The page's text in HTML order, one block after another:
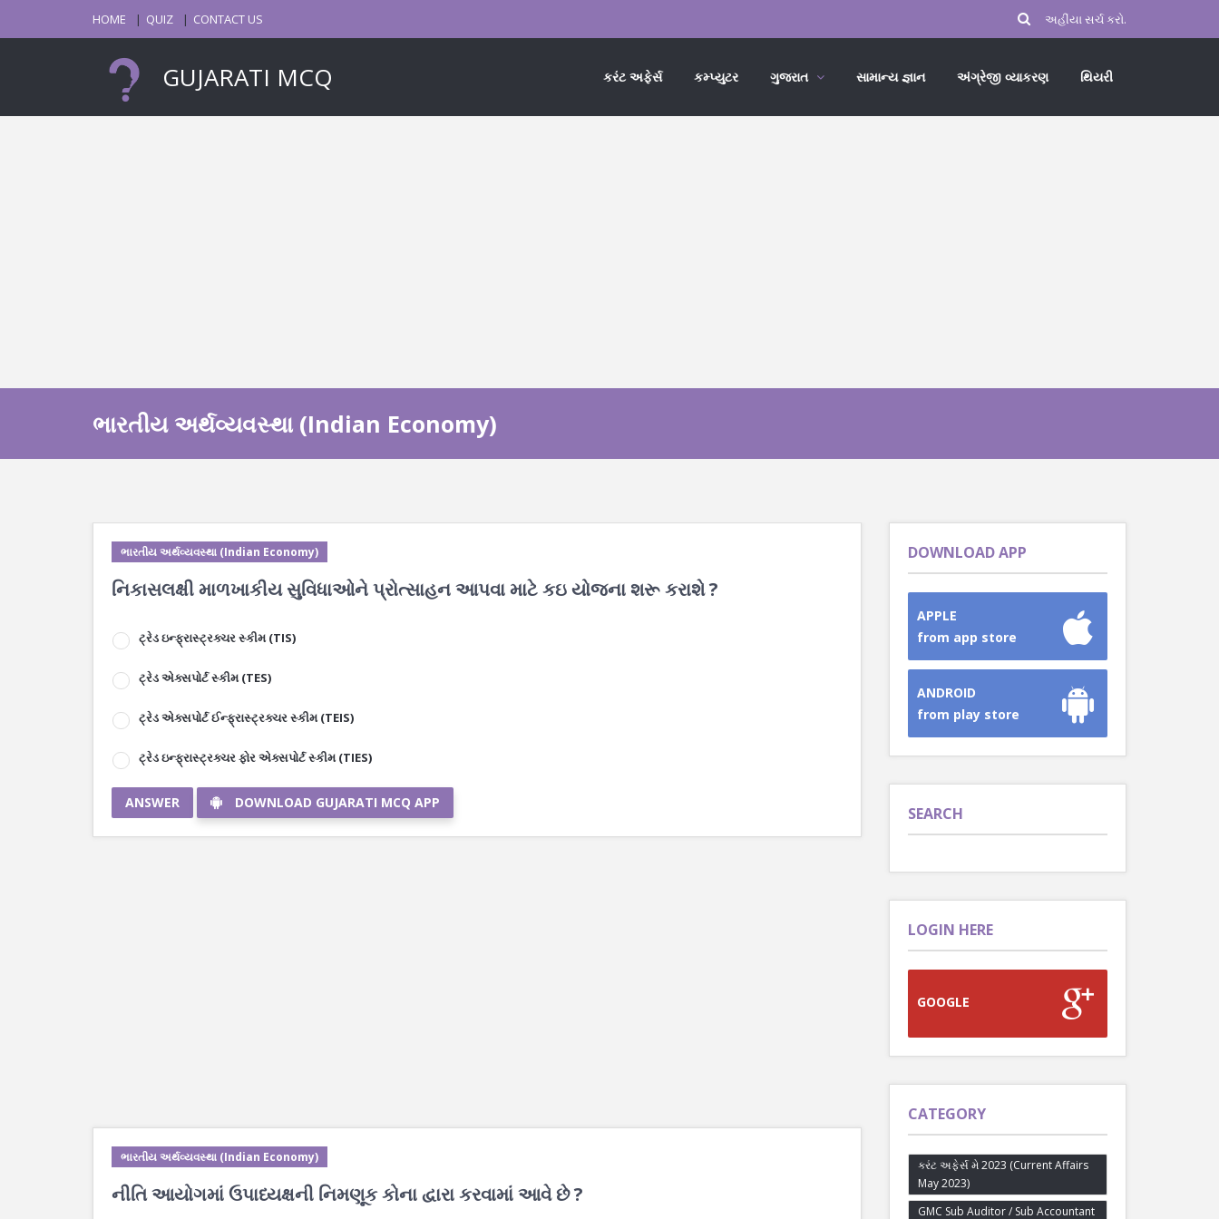
HOME QUIZ CONTACT US
GUJARATI MCQ કરંટ અફેર્સ કમ્પ્યુટર ગુજરાત સામાન્ય જ્ઞાન અંગ્રેજી વ્યાકરણ થિયરી
ભારતીય અર્થવ્યવસ્થા (Indian Economy)
ભારતીય અર્થવ્યવસ્થા (Indian Economy)
નિકાસલક્ષી માળખાકીય સુવિધાઓને પ્રોત્સાહન આપવા માટે કઇ યોજના શરૂ કરાશે ?
ટ્રેડ ઇન્ફ્રાસ્ટ્રક્ચર સ્કીમ (TIS)
ટ્રેડ એક્સપોર્ટ સ્કીમ (TES)
ટ્રેડ એક્સપોર્ટ ઈન્ફ્રાસ્ટ્રક્ચર સ્કીમ (TEIS)
ટ્રેડ ઇન્ફ્રાસ્ટ્રક્ચર ફોર એક્સપોર્ટ સ્કીમ (TIES)
ANSWER DOWNLOAD GUJARATI MCQ APP
ભારતીય અર્થવ્યવસ્થા (Indian Economy)
નીતિ આયોગમાં ઉપાધ્યક્ષની નિમણૂક કોના દ્વારા કરવામાં આવે છે ?
DOWNLOAD APP
APPLE
from app store
ANDROID
from play store
SEARCH
LOGIN HERE
GOOGLE
CATEGORY
કરંટ અફેર્સ મે 2023 (Current Affairs
May 2023)
GMC Sub Auditor / Sub Accountant